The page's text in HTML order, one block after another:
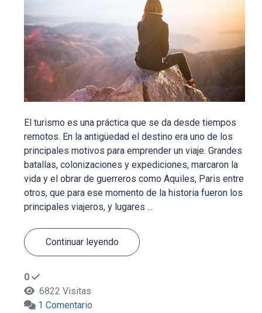
El turismo es una práctica que se da desde tiempos
remotos. En la antigüedad el destino era uno de los
principales motivos para emprender un viaje. Grandes
batallas, colonizaciones y expediciones, marcaron la
vida y el obrar de guerreros como Aquiles, Paris entre
otros, que para ese momento de la historia fueron los
principales viajeros, y lugares ...
Continuar leyendo
0
6822 Visitas
1 Comentario